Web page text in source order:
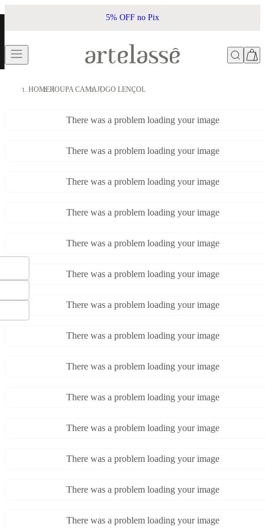
5% OFF no Pix
HOMEROUPA CAMAJOGO LENÇOL
There was a problem loading your image
There was a problem loading your image
There was a problem loading your image
There was a problem loading your image
There was a problem loading your image
There was a problem loading your image
There was a problem loading your image
There was a problem loading your image
There was a problem loading your image
There was a problem loading your image
There was a problem loading your image
There was a problem loading your image
There was a problem loading your image
There was a problem loading your image